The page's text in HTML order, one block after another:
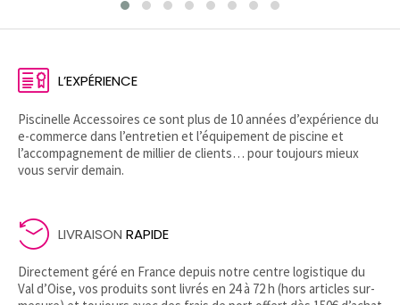
L’EXPÉRIENCE
Piscinelle Accessoires ce sont plus de 10 années d’expérience du
e-commerce dans l’entretien et l’équipement de piscine et
l’accompagnement de millier de clients… pour toujours mieux
vous servir demain.
LIVRAISON RAPIDE
Directement géré en France depuis notre centre logistique du
Val d’Oise, vos produits sont livrés en 24 à 72 h (hors articles sur-